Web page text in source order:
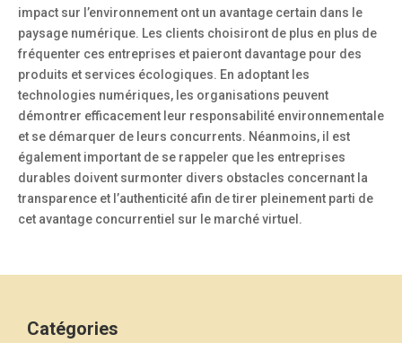
impact sur l’environnement ont un avantage certain dans le
paysage numérique. Les clients choisiront de plus en plus de
fréquenter ces entreprises et paieront davantage pour des
produits et services écologiques. En adoptant les
technologies numériques, les organisations peuvent
démontrer efficacement leur responsabilité environnementale
et se démarquer de leurs concurrents. Néanmoins, il est
également important de se rappeler que les entreprises
durables doivent surmonter divers obstacles concernant la
transparence et l’authenticité afin de tirer pleinement parti de
cet avantage concurrentiel sur le marché virtuel.
Catégories